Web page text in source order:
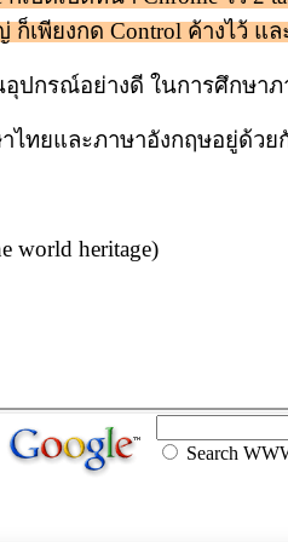
ก็เพียงกดControlค้างไว้ แ
ปกรณ์อย่างดี ในการศึกษา
ทยและภาษาอังกฤษอยู่ด้วย
world heritage)
Search